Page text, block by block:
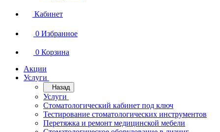
Кабинет
0 Избранное
0 Корзина
Акции
Услуги
Назад
Услуги
Стоматологический кабинет под ключ
Тестирование стоматологических инструментов
Перетяжка и ремонт медицинской мебели